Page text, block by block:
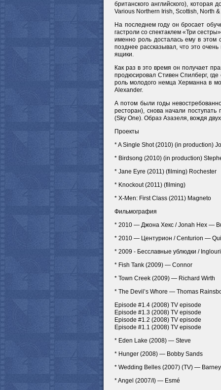
британского английского), которая
Various Northern Irish, Scottish, North
На последнем году он бросает
гастроли со спектаклем «Три
именно роль досталась ему в этом
позднее рассказывал, что это
ящики.
Как раз в это время он получает
продюсировал Стивен Спилберг,
роль молодого немца Херманна в
Alexander.
А потом были годы
ресторан), снова начали
(Sky One). Образ Азазеля, вождя
Проекты
* A Single Shot (2010) (in production)
* Birdsong (2010) (in production)
* Jane Eyre (2011) (filming) Rochester
* Knockout (2011) (filming)
* X-Men: First Class (2011) Magneto
Фильмография
* 2010 — Джона Хекс / Jonah Hex —
* 2010 — Центурион / Centurion —
* 2009 - Бесславные ублюдки /
* Fish Tank (2009) — Connor
* Town Creek (2009) — Richard Wirth
* The Devil’s Whore — Thomas
Episode #1.4 (2008) TV episode
Episode #1.3 (2008) TV episode
Episode #1.2 (2008) TV episode
Episode #1.1 (2008) TV episode
* Eden Lake (2008) — Steve
* Hunger (2008) — Bobby Sands
* Wedding Belles (2007) (TV) — Barney
* Angel (2007/I) — Esmé